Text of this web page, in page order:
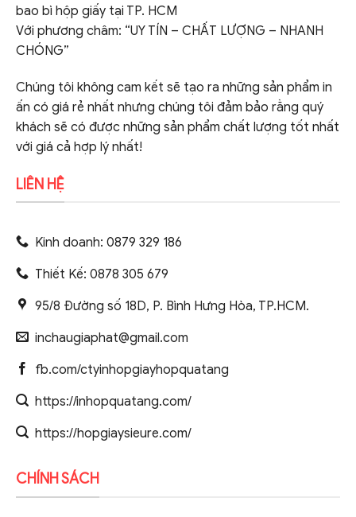
bao bì hộp giấy tại TP. HCM
Với phương châm: “UY TÍN – CHẤT LƯỢNG – NHANH
CHÓNG”
Chúng tôi không cam kết sẽ tạo ra những sản phẩm in
ấn có giá rẻ nhất nhưng chúng tôi đảm bảo rằng quý
khách sẽ có được những sản phẩm chất lượng tốt nhất
với giá cả hợp lý nhất!
LIÊN HỆ
Kinh doanh: 0879 329 186
Thiết Kế: 0878 305 679
95/8 Đường số 18D, P. Bình Hưng Hòa, TP.HCM.
inchaugiaphat@gmail.com
fb.com/ctyinhopgiayhopquatang
https://inhopquatang.com/
https://hopgiaysieure.com/
CHÍNH SÁCH